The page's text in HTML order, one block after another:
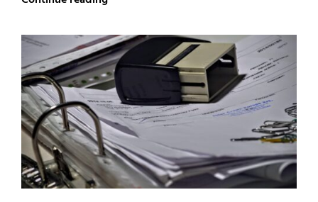
flux
vs
double
flux
:
le
grand
duel